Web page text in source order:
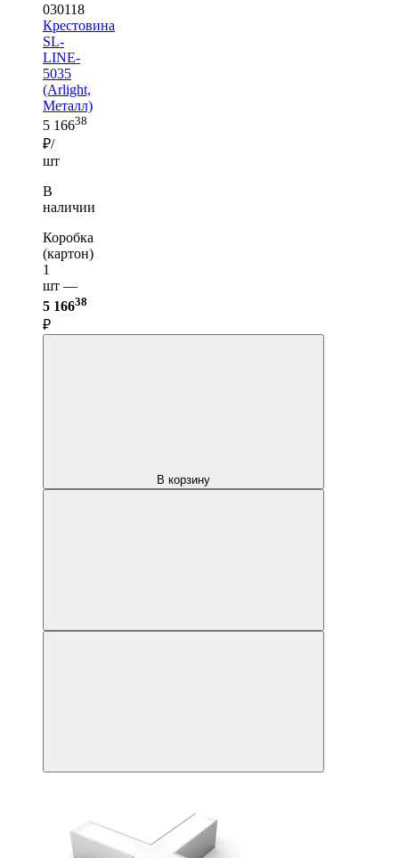
030118
Крестовина
SL-
LINE-
5035
(Arlight,
Металл)
5 16638
₽/
шт
В
наличии
Коробка
(картон)
1
шт —
5 16638
₽
В корзину